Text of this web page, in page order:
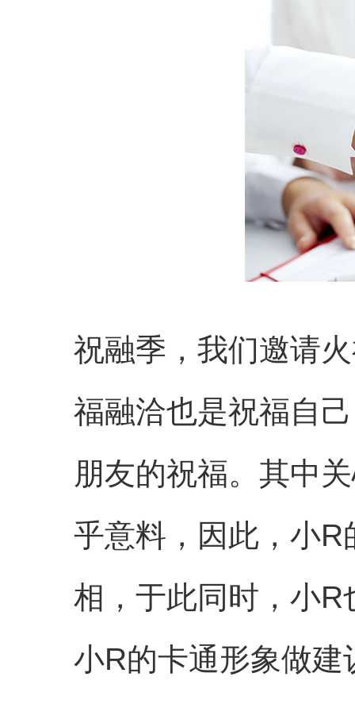
祝融季，我们邀请
福融洽也是祝福自
朋友的祝福。其中
乎意料，因此，小
相，于此同时，小
小R的卡通形象做建